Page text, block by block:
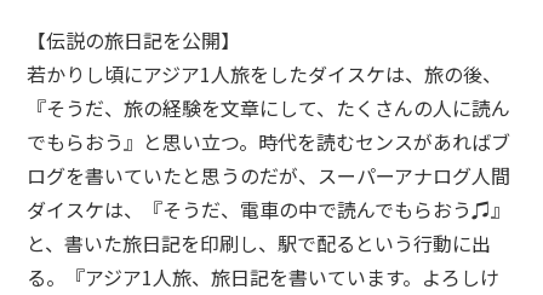
【伝説の旅日記を公開】
若かりし頃にアジア1人旅をしたダイスケは、旅の後、
『そうだ、旅の経験を文章にして、たくさんの人に読ん
でもらおう』と思い立つ。時代を読むセンスがあればブ
ログを書いていたと思うのだが、スーパーアナログ人間
ダイスケは、『そうだ、電車の中で読んでもらおう♫』
と、書いた旅日記を印刷し、駅で配るという行動に出
る。『アジア1人旅、旅日記を書いています。よろしけ